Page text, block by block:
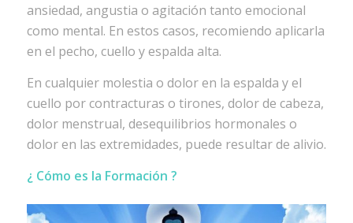
ansiedad, angustia o agitación tanto emocional
como mental. En estos casos, recomiendo aplicarla
en el pecho, cuello y espalda alta.
En cualquier molestia o dolor en la espalda y el
cuello por contracturas o tirones, dolor de cabeza,
dolor menstrual, desequilibrios hormonales o
dolor en las extremidades, puede resultar de alivio.
¿ Cómo es la Formación ?